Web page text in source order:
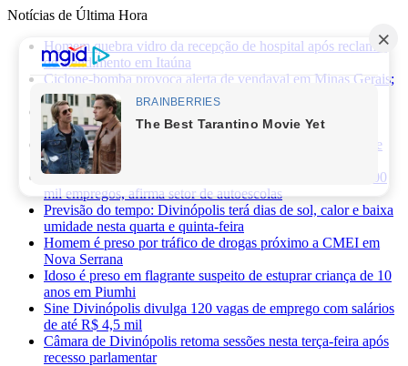
Notícias de Última Hora
Homem quebra vidro da recepção de hospital após reclamar
de atendimento em Itaúna
Ciclone-bomba provoca alerta de vendaval em Minas Gerais;
veja os impactos previstos para Divinópolis
Homem morre após sofrer choque elétrico e cair de oito
metros durante manutenção em academia
PRF apreende 75 mil maços de cigarros contrabandeados e
prende motorista na BR-262
Novas regras da CNH já provocaram perda de cerca de 100
mil empregos, afirma setor de autoescolas
Previsão do tempo: Divinópolis terá dias de sol, calor e baixa
umidade nesta quarta e quinta-feira
Homem é preso por tráfico de drogas próximo a CMEI em
Nova Serrana
Idoso é preso em flagrante suspeito de estuprar criança de 10
anos em Piumhi
Sine Divinópolis divulga 120 vagas de emprego com salários
de até R$ 4,5 mil
Câmara de Divinópolis retoma sessões nesta terça-feira após
recesso parlamentar